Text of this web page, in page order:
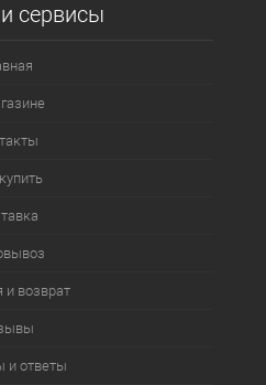
сервисы
и возврат
и ответы